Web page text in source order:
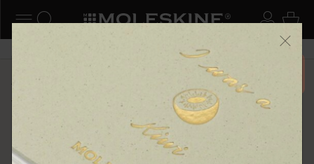
ナビゲーションの切替 ログ
検索 (キーワードなど) カ
6,500円以上のご購入で送料無料 メニ
ーを閉じる
ショップ
カイエ ＆ ジャーナル
カイエ ジャーナル